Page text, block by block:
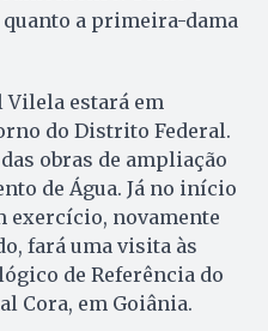
a primeira-dama
Vilela estará em
do Distrito Federal.
obras de ampliação
de Água. Já no início
exercício, novamente
fará uma visita às
de Referência do
Cora, em Goiânia.